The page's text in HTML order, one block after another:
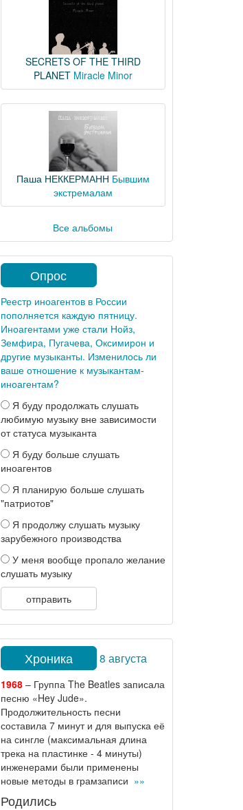
SECRETS OF THE THIRD
PLANET Miracle Minor
Паша НЕККЕРМАНН Бывшим
экстремалам
Все альбомы
Опрос
Реестр иноагентов в России
пополняется каждую пятницу.
Иноагентами уже стали Нойз,
Земфира, Пугачева, Оксимирон и
другие музыканты. Изменилось ли
ваше отношение к музыкантам-
иноагентам?
Я буду продолжать слушать
любимую музыку вне зависимости
от статуса музыканта
Я буду больше слушать
иноагентов
Я планирую больше слушать
"патриотов"
Я продолжу слушать музыку
зарубежного производства
У меня вообще пропало желание
слушать музыку
отправить
Хроника 8 августа
1968– Группа The Beatles записала
песню «Hey Jude».
Продолжительность песни
составила 7 минут и для выпуска её
на сингле (максимальная длина
трека на пластинке - 4 минуты)
инженерами были применены
новые методы в грамзаписи »»
Родились